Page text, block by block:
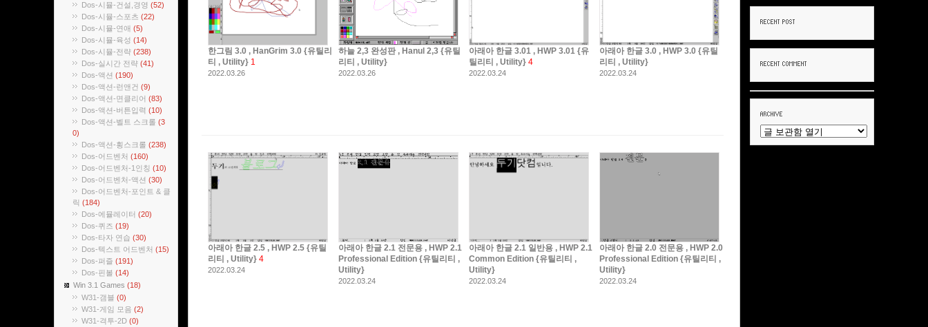
Dos-시뮬-건설,경영 (52)
Dos-시뮬-스포츠 (22)
Dos-시뮬-연애 (5)
Dos-시뮬-육성 (14)
Dos-시뮬-전략 (238)
Dos-실시간 전략 (41)
Dos-액션 (190)
Dos-액션-런앤건 (9)
Dos-액션-면클리어 (83)
Dos-액션-버튼입력 (10)
Dos-액션-벨트 스크롤 (3
0)
Dos-액션-횡스크롤 (238)
Dos-어드벤처 (160)
Dos-어드벤처-1인칭 (10)
Dos-어드벤처-액션 (30)
Dos-어드벤처-포인트 & 클
릭 (184)
Dos-에뮬레이터 (20)
Dos-퀴즈 (19)
Dos-타자 연습 (30)
Dos-텍스트 어드벤처 (15)
Dos-퍼즐 (191)
Dos-핀볼 (14)
Win 3.1 Games (18)
W31-갬블 (0)
W31-게임 모음 (2)
W31-격투-2D (0)
한그림 3.0 , HanGrim 3.0 {유틸리
티 , Utility} 1
2022.03.26
하늘 2,3 완성판 , Hanul 2,3 {유틸
리티 , Utility}
2022.03.26
아래아 한글 3.01 , HWP 3.01 {유
틸리티 , Utility} 4
2022.03.24
아래아 한글 3.0 , HWP 3.0 {유틸
리티 , Utility}
2022.03.24
아래아 한글 2.5 , HWP 2.5 {유틸
리티 , Utility} 4
2022.03.24
아래아 한글 2.1 전문용 , HWP 2.1
Professional Edition {유틸리티 ,
Utility}
2022.03.24
아래아 한글 2.1 일반용 , HWP 2.1
Common Edition {유틸리티 ,
Utility}
2022.03.24
아래아 한글 2.0 전문용 , HWP 2.0
Professional Edition {유틸리티 ,
Utility}
2022.03.24